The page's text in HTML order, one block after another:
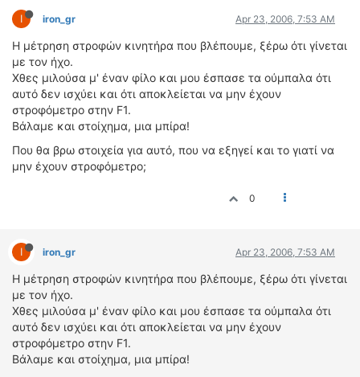
I iron_gr Apr 23, 2006, 7:53 AM
Η μέτρηση στροφών κινητήρα που βλέπουμε, ξέρω ότι γίνεται
με τον ήχο.
Χθες μιλούσα μ' έναν φίλο και μου έσπασε τα ούμπαλα ότι
αυτό δεν ισχύει και ότι αποκλείεται να μην έχουν
στροφόμετρο στην F1.
Βάλαμε και στοίχημα, μια μπίρα!
Που θα βρω στοιχεία για αυτό, που να εξηγεί και το γιατί να
μην έχουν στροφόμετρο;
0
I iron_gr Apr 23, 2006, 7:53 AM
Η μέτρηση στροφών κινητήρα που βλέπουμε, ξέρω ότι γίνεται
με τον ήχο.
Χθες μιλούσα μ' έναν φίλο και μου έσπασε τα ούμπαλα ότι
αυτό δεν ισχύει και ότι αποκλείεται να μην έχουν
στροφόμετρο στην F1.
Βάλαμε και στοίχημα, μια μπίρα!
VIDEO
4TTV
ΝΕΑ ΜΟΝΤΕΛΑ
ΑΓΩΝΕΣ
CANDID CAMERA
ΤΕΧΝΟΛΟΓΙΑ
ΔΟΚΙΜΕΣ – ΠΑΡΟΥΣΙΑΣΕΙΣ
ΕΙΔΗΣΕΙΣ
ΑΓΩΝΕΣ
FORMULA 1
WRC